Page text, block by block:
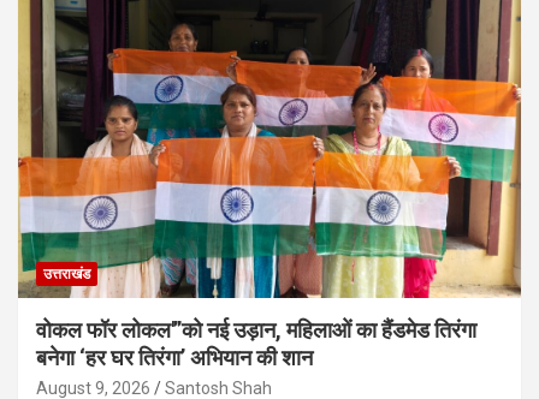
उत्तराखंड
वोकल फॉर लोकल'”को नई उड़ान, महिलाओं का हैंडमेड तिरंगा
बनेगा ‘हर घर तिरंगा’ अभियान की शान
August 9, 2026 Santosh Shah